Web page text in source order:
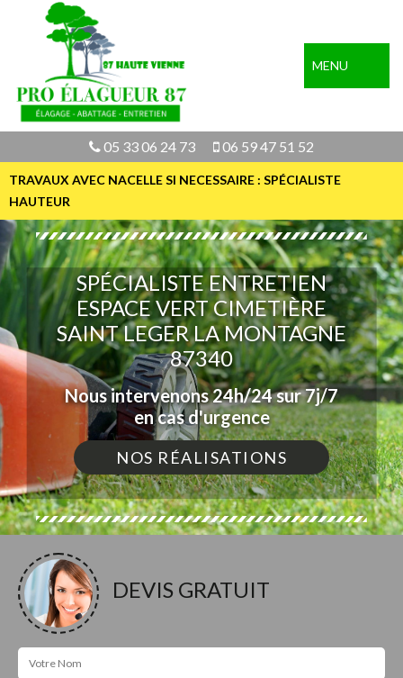
MENU
05 33 06 24 73 06 59 47 51 52
TRAVAUX AVEC NACELLE SI NECESSAIRE : SPÉCIALISTE
HAUTEUR
SPÉCIALISTE ENTRETIEN
ESPACE VERT CIMETIÈRE
SAINT LEGER LA MONTAGNE
87340
Nous intervenons 24h/24 sur 7j/7
en cas d'urgence
NOS RÉALISATIONS
DEVIS GRATUIT